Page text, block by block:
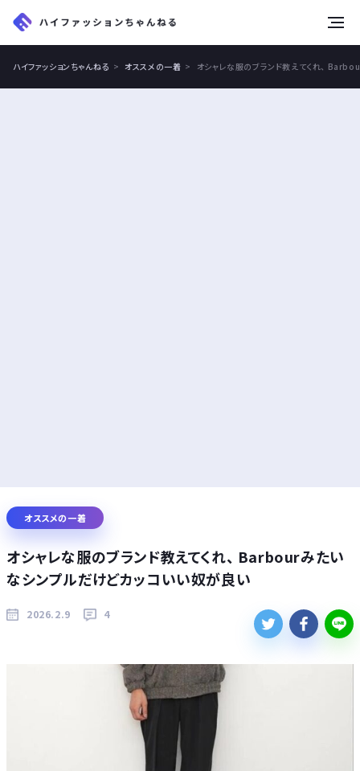
ハイファッションちゃんねる オススメの一着 オシャレな服のブランド教えてくれ、
オススメの一着
オシャレな服のブランド教えてくれ、 Barbourみたい
なシンプルだけどカッコいい奴が良い
2026.2.9 4